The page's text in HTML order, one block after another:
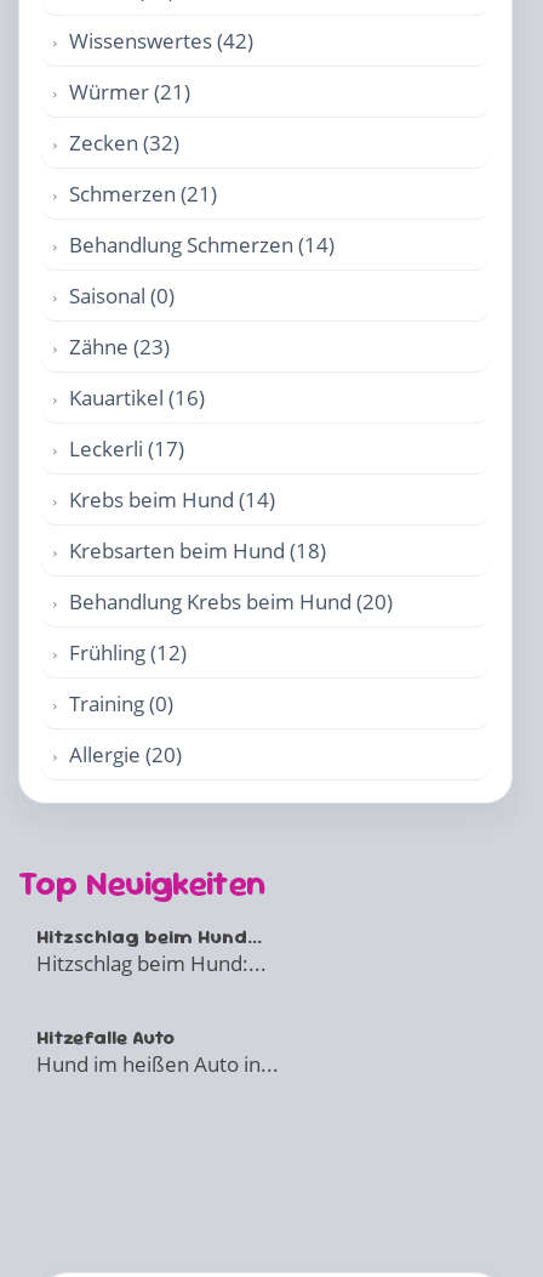
Wissenswertes (42)
Würmer (21)
Zecken (32)
Schmerzen (21)
Behandlung Schmerzen (14)
Saisonal (0)
Zähne (23)
Kauartikel (16)
Leckerli (17)
Krebs beim Hund (14)
Krebsarten beim Hund (18)
Behandlung Krebs beim Hund (20)
Frühling (12)
Training (0)
Allergie (20)
Top Neuigkeiten
Hitzschlag beim Hund...
Hitzschlag beim Hund:...
Hitzefalle Auto
Hund im heißen Auto in...